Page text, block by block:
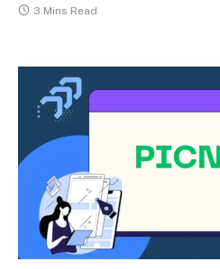
3 Mins Read